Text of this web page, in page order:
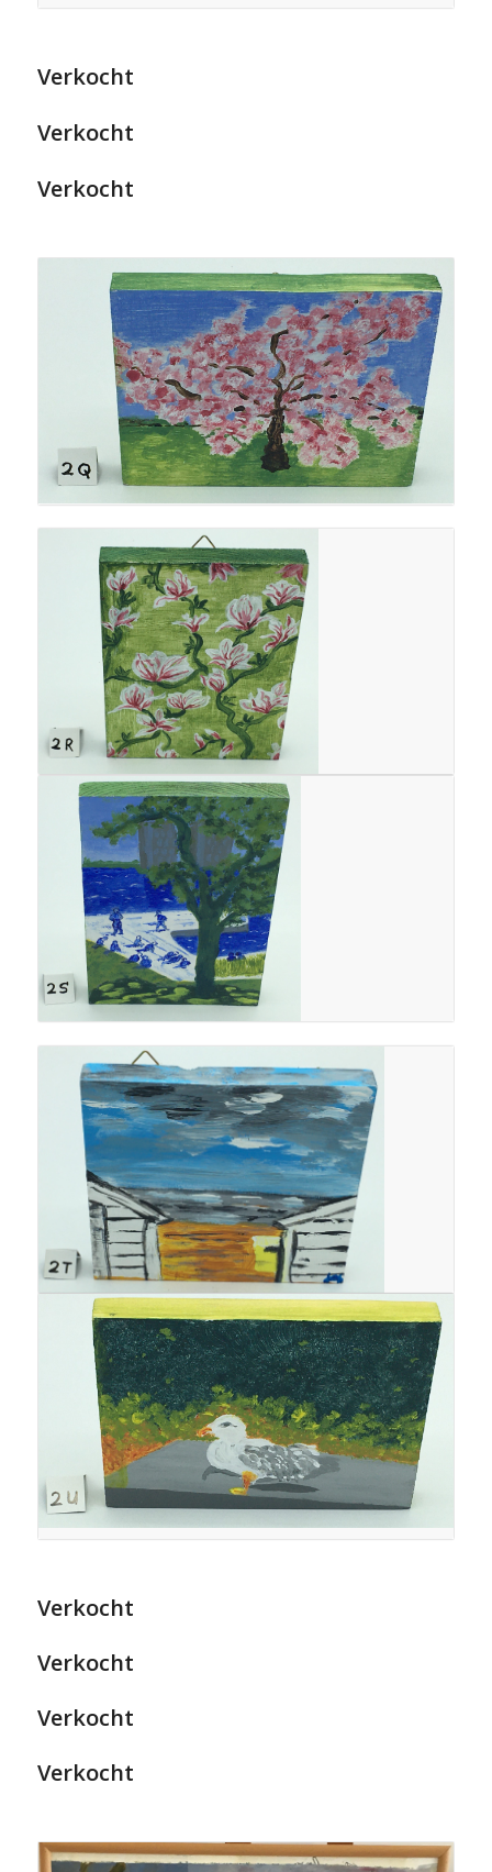
Verkocht
Verkocht
Verkocht
Verkocht
Verkocht
Verkocht
Verkocht